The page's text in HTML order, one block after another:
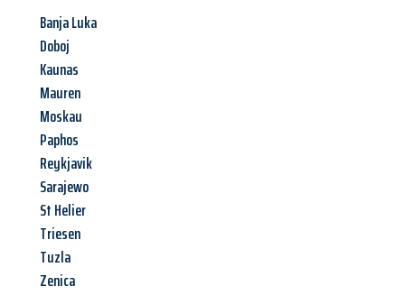
Banja Luka
Doboj
Kaunas
Mauren
Moskau
Paphos
Reykjavik
Sarajewo
St Helier
Triesen
Tuzla
Zenica